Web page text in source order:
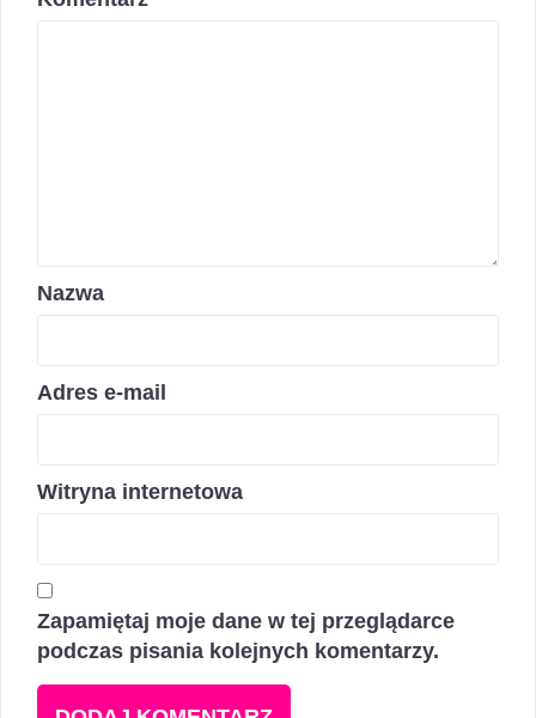
Nazwa
Adres e-mail
Witryna internetowa
Zapamiętaj moje dane w tej przeglądarce
podczas pisania kolejnych komentarzy.